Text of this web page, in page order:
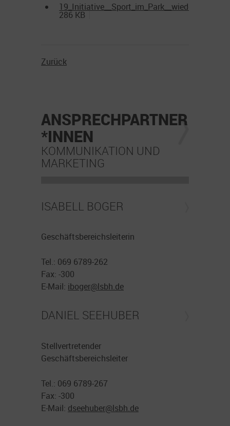
286 KB
Zurück
ANSPRECHPARTNER
*INNEN
KOMMUNIKATION UND
MARKETING
ISABELL BOGER
Geschäftsbereichsleiterin
Tel.: 069 6789-262
Fax: -300
E-Mail: iboger@lsbh.de
DANIEL SEEHUBER
Stellvertretender
Geschäftsbereichsleiter
Tel.: 069 6789-267
Fax: -300
E-Mail: dseehuber@lsbh.de